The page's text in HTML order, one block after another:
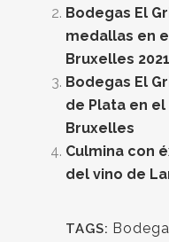
Bodegas El
medallas en
Bruxelles 2021
Bodegas El
de Plata en
Bruxelles
Culmina con
del vino de
TAGS: